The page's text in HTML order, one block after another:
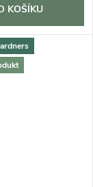
KOŠÍKU